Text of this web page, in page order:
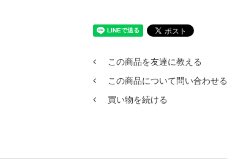
この商品を友達に教える
この商品について問い合わせる
買い物を続ける